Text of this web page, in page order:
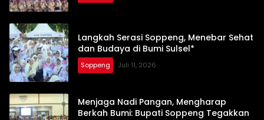
Langkah Serasi Soppeng, Menebar Sehat
dan Budaya di Bumi Sulsel*
Soppeng Juli 11, 2026
Menjaga Nadi Pangan, Mengharap
Berkah Bumi: Bupati Soppeng Tegakkan